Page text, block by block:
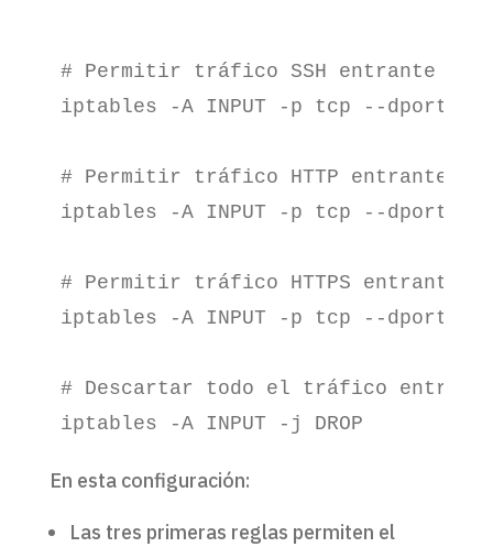
# Permitir tráfico SSH entrante
iptables -A INPUT -p tcp --dport 22 -
# Permitir tráfico HTTP entrante
iptables -A INPUT -p tcp --dport 80 -
# Permitir tráfico HTTPS entrante
iptables -A INPUT -p tcp --dport 443
# Descartar todo el tráfico
En esta configuración:
Las tres primeras reglas permiten el